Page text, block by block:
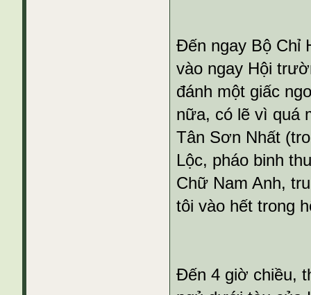
Đến ngay Bộ Chỉ
vào ngay Hội
đánh một giấc
nữa, có lẽ vì quá
Tân Sơn Nhất
Lộc, pháo binh
Chữ Nam Anh,
tôi vào hết trong
Đến 4 giờ chiều,